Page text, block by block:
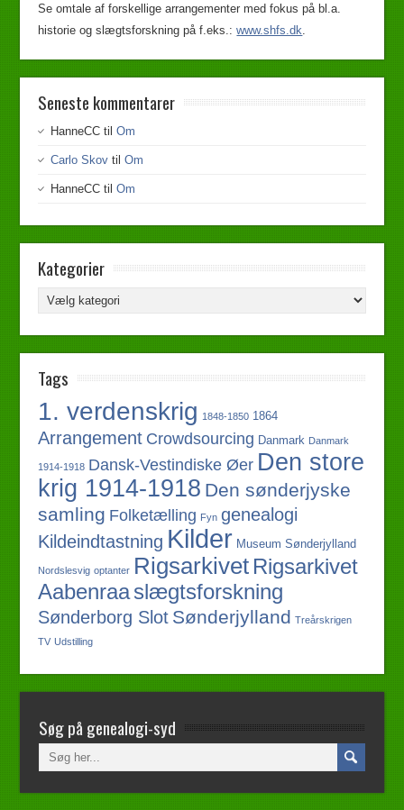
Se omtale af forskellige arrangementer med fokus på bl.a.
historie og slægtsforskning på f.eks.:www.shfs.dk
Seneste kommentarer
HanneCC tilOm
Carlo Skov tilOm
HanneCC tilOm
Kategorier
Tags
1. verdenskrig 1848-1850 1864
Arrangement Crowdsourcing Danmark Danmark
1914-1918 Dansk-Vestindiske Øer Den store
krig 1914-1918 Den sønderjyske
samling Folketælling Fyn genealogi
Kildeindtastning Kilder Museum Sønderjylland
Nordslesvig optanter Rigsarkivet Rigsarkivet
Aabenraaslægtsforskning
Sønderborg Slot Sønderjylland Treårskrigen
TV Udstilling
Søg på genealogi-syd